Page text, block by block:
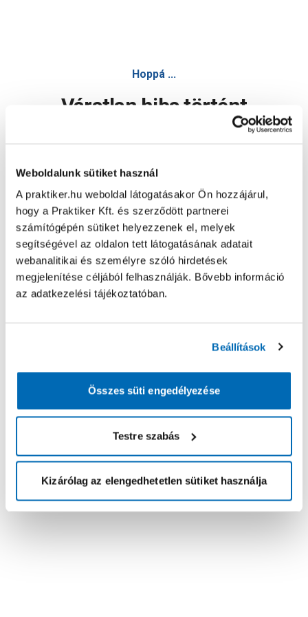
Weboldalunk sütiket használ
A praktiker.hu weboldal látogatásakor Ön hozzájárul,
hogy a Praktiker Kft. és szerződött partnerei
számítógépén sütiket helyezzenek el, melyek
segítségével az oldalon tett látogatásának adatait
webanalitikai és személyre szóló hirdetések
megjelenítése céljából felhasználják. Bővebb információ
az adatkezelési tájékoztatóban.
Beállítások
Összes süti engedélyezése
Testre szabás
Kizárólag az elengedhetetlen sütiket használja
Hoppá ...
Váratlan hiba történt
Oldal újratöltése